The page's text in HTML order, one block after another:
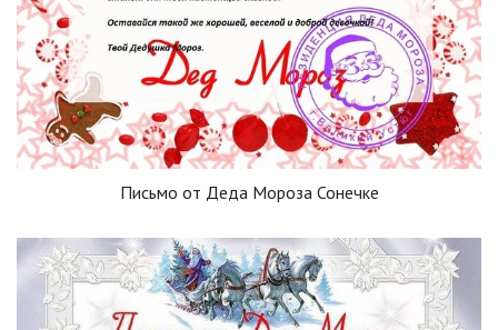
Письмо от Деда Мороза Сонечке